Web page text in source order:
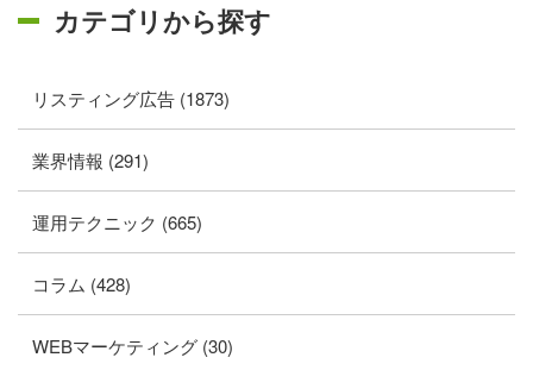
カテゴリから探す
リスティング広告 (1873)
業界情報 (291)
運用テクニック (665)
コラム (428)
WEBマーケティング (30)